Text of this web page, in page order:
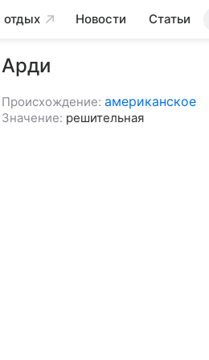
отдых Новости Статьи
Арди
Происхождение: американское
Значение: решительная